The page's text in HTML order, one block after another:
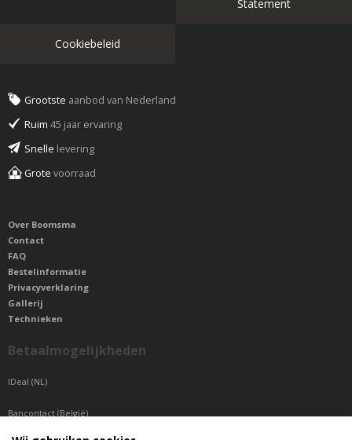
Statement
Cookiebeleid
Grootste aanbod van Nederland
Ruim 45 jaar ervaring
Snelle levering
Grote voorraad
Over Boomsma
Contact
FAQ
Bestelinformatie
Privacyverklaring
Gallerij
Technieken
Betaalmogelijkheden
IDeal (NL)
Bancontact (België)